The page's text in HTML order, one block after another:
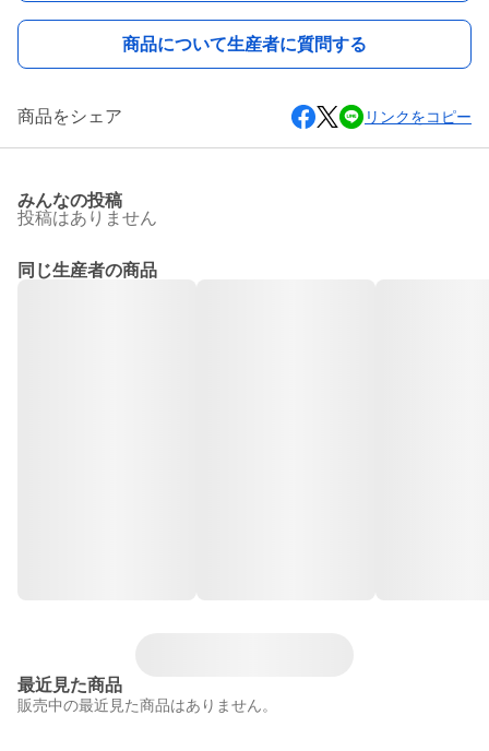
商品について生産者に質問する
商品をシェア リンクをコピー
みんなの投稿
投稿はありません
同じ生産者の商品
最近見た商品
販売中の最近見た商品はありません。